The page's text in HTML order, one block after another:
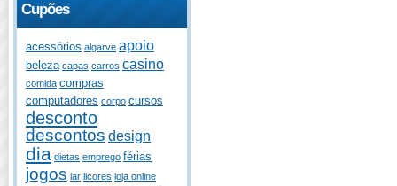
Cupões
acessórios algarve apoio
beleza capas carros casino
comida compras
computadores corpo cursos
desconto
descontos design
dia dietas emprego férias
jogos lar licores loja online